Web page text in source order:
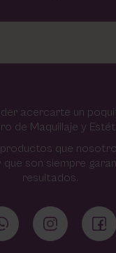
acercarte un
de Maquillaje y
que
son siempre
resultados.